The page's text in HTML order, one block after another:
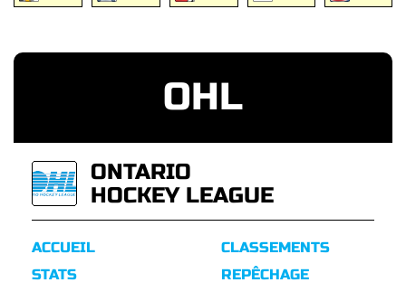
OHL
ONTARIO
HOCKEY LEAGUE
ACCUEIL
STATS
CLASSEMENTS
REPÊCHAGE